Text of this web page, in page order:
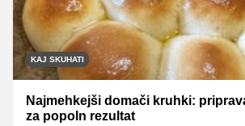
KAJ SKUHATI
Najmehkejši domači kruhki:
za popoln rezultat